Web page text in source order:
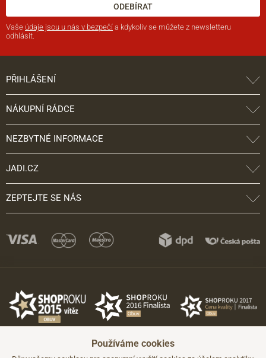
ODEBÍRAT
Vaše údaje jsou u nás v bezpečí a kdykoliv se můžete z newsletteru
odhlásit.
PŘIHLÁŠENÍ
NÁKUPNÍ RÁDCE
NEZBYTNÉ INFORMACE
JADI.CZ
ZEPTEJTE SE NÁS
Používáme cookies